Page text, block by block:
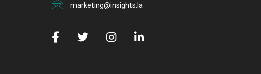
marketing@insights.la